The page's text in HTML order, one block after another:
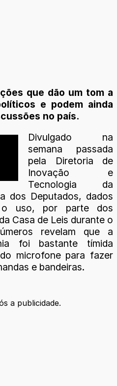
que dão um tom a
e podem ainda
no país.
Divulgado na
semana passada
pela Diretoria de
Inovação e
Tecnologia da
dos Deputados, dados
o uso, por parte dos
Casa de Leis durante o
revelam que a
foi bastante tímida
microfone para fazer
e bandeiras.
a publicidade.